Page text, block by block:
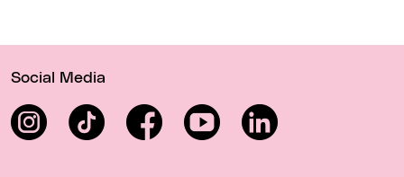
Social Media
InstagramTikTok FacebookYouTube LinkedIn